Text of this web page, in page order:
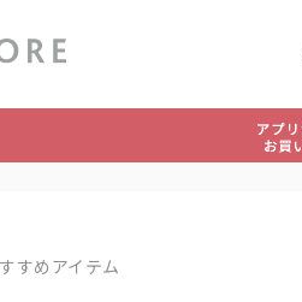
すめアイテム